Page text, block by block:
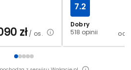
zł/ os.
Dobry
518 opinii
7.2
od